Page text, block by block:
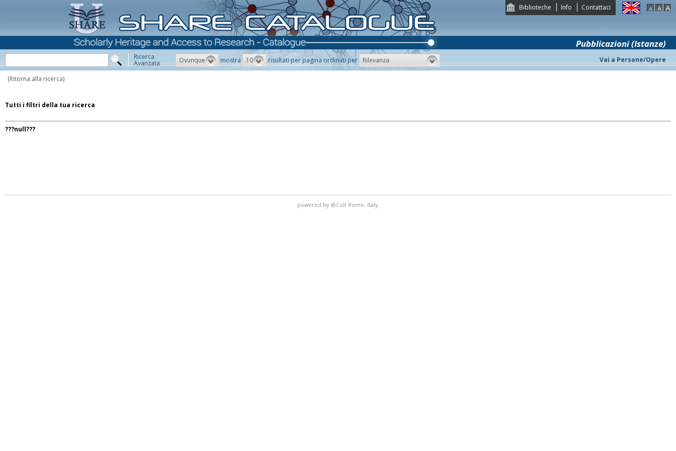
Biblioteche Info Contattaci
Pubblicazioni (Istanze)
Ricerca
Avanzata Ovunque mostra 10 risultati per pagina ordinati per Rilevanza Vai a Persone/Opere
(Ritorna alla ricerca)
Tutti i filtri della tua ricerca
???null???
powered by @Cult Rome, Italy.